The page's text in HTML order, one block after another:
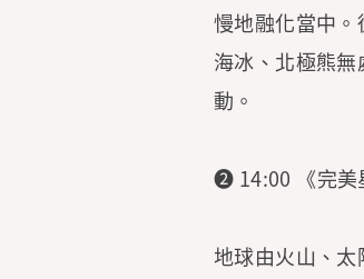
慢地融化當中
海冰、北極熊
動。
➋ 14:00 《完美
地球由火山、